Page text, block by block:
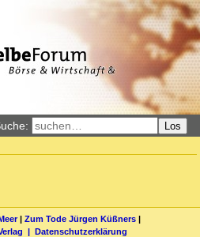
Los
| Zum Tode Jürgen Küßners |
| Datenschutzerklärung